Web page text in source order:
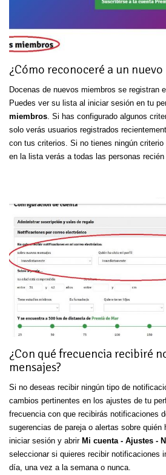
¿Cómo reconoceré a un
Docenas de nuevos miembros se registran
Puedes ver su lista al iniciar sesión en tu
miembros . Si has configurado algunos
solo verás usuarios registrados
con tus criterios. Si no tienes ningún criterio
en la lista verás a todas las personas recién
¿Con qué frecuencia recibiré
mensajes?
Si no deseas recibir ningún tipo de
cambios pertinentes en los ajustes de tu
frecuencia con que recibirás notificaciones
sugerencias de pareja o alertas sobre quién
iniciar sesión y abrir Mi cuenta - Ajustes -
seleccionar si quieres recibir notificaciones
día, una vez a la semana o nunca.